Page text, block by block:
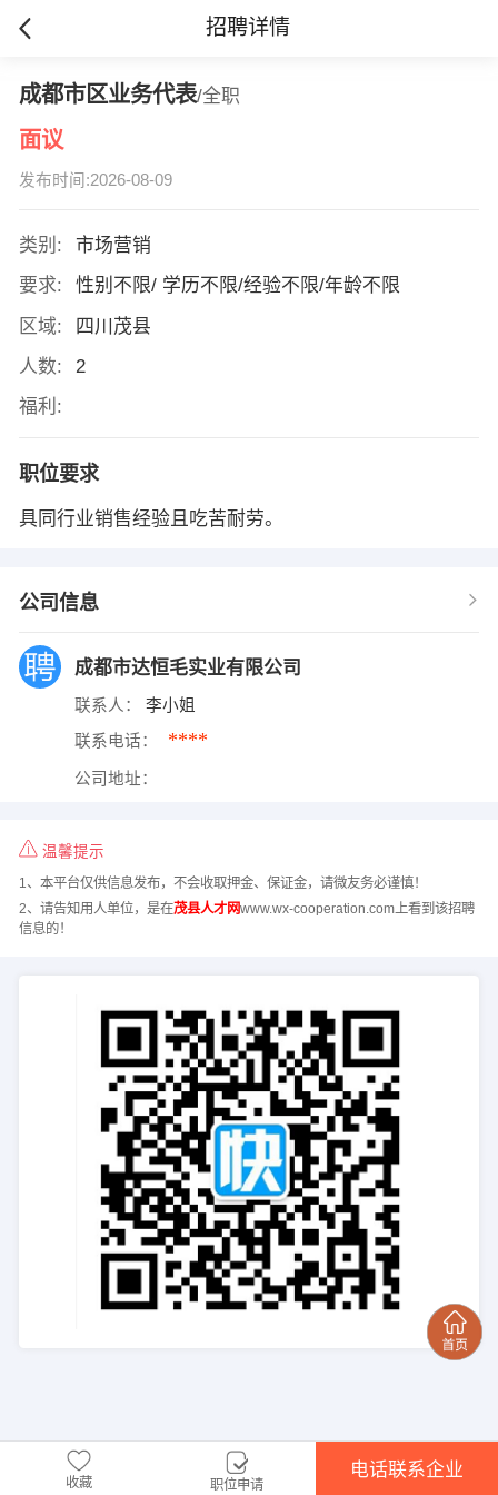
招聘详情
成都市区业务代表/全职
面议
发布时间:2026-08-09
类别:
市场营销
要求:
性别不限/ 学历不限/经验不限/年龄不限
区域:
四川茂县
人数:
2
福利:
职位要求
具同行业销售经验且吃苦耐劳。
公司信息
成都市达恒毛实业有限公司
联系人： 李小姐
联系电话： ****
公司地址：
温馨提示
1、本平台仅供信息发布，不会收取押金、保证金，请微友务必谨慎！
2、请告知用人单位，是在茂县人才网www.wx-cooperation.com上看到该招聘
信息的！
收藏 职位申请
电话联系企业